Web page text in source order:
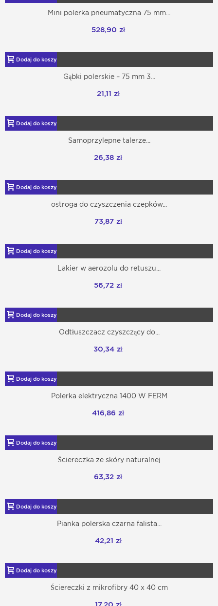
Mini polerka pneumatyczna 75 mm...
528,90 zł
Dodaj do koszyka
Gąbki polerskie – 75 mm 3...
21,11 zł
Dodaj do koszyka
Samoprzylepne talerze...
26,38 zł
Dodaj do koszyka
ostroga do czyszczenia czepków...
73,87 zł
Dodaj do koszyka
Lakier w aerozolu do retuszu...
56,72 zł
Dodaj do koszyka
Odtłuszczacz czyszczący do...
30,34 zł
Dodaj do koszyka
Polerka elektryczna 1400 W FERM
416,86 zł
Dodaj do koszyka
Ściereczka ze skóry naturalnej
63,32 zł
Dodaj do koszyka
Pianka polerska czarna falista...
42,21 zł
Dodaj do koszyka
Ściereczki z mikrofibry 40 x 40 cm